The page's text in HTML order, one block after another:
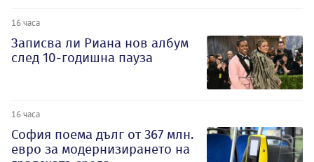
16 часа
Записва ли Риана нов албум
след 10-годишна пауза
16 часа
София поема дълг от 367 млн.
евро за модернизирането на